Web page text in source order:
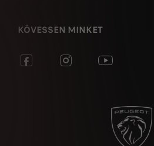
KÖVESSEN MINKET